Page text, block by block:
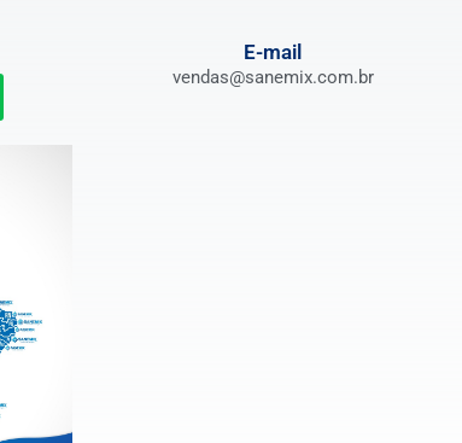
E-mail
vendas@sanemix.com.br